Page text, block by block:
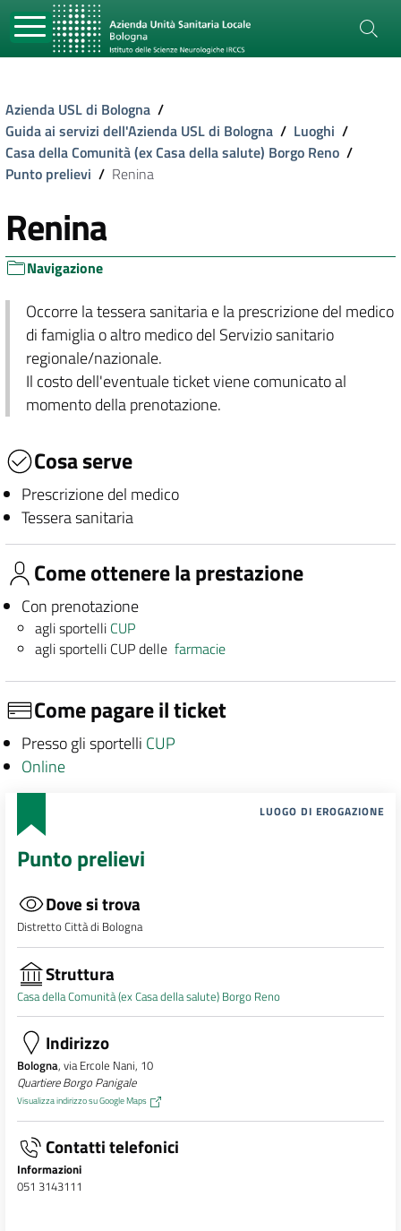
Azienda USL di Bologna /
Guida ai servizi dell'Azienda USL di Bologna / Luoghi /
Casa della Comunità (ex Casa della salute) Borgo Reno /
Punto prelievi / Renina
Renina
Navigazione
Occorre la tessera sanitaria e la prescrizione del medico
di famiglia o altro medico del Servizio sanitario
regionale/nazionale.
Il costo dell'eventuale ticket viene comunicato al
momento della prenotazione.
Cosa serve
Prescrizione del medico
Tessera sanitaria
Come ottenere la prestazione
Con prenotazione
agli sportelli CUP
agli sportelli CUP dellefarmacie
Come pagare il ticket
Presso gli sportelli CUP
Online
LUOGO DI EROGAZIONE
Punto prelievi
Dove si trova
Distretto Città di Bologna
Struttura
Casa della Comunità (ex Casa della salute) Borgo Reno
Indirizzo
Bologna, via Ercole Nani, 10
Quartiere Borgo Panigale
Visualizza indirizzo su Google Maps
Contatti telefonici
Informazioni
051 3143111